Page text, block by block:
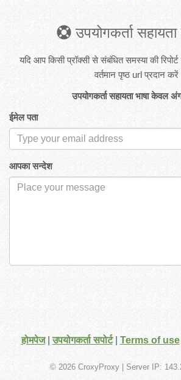
उपयोगकर्ता
यदि आप किसी प्रॉक्सी से संबंधित समस्या की
वर्तमान पृष्ठ url प्रदान करें
उपयोगकर्ता सहायता भाषा केवल
ईमेल पता
आपका सन्देश
होमपेज|उपयोगकर्ता सपोर्ट| Terms of use|
© 2026 CroxyProxy | Server IP: